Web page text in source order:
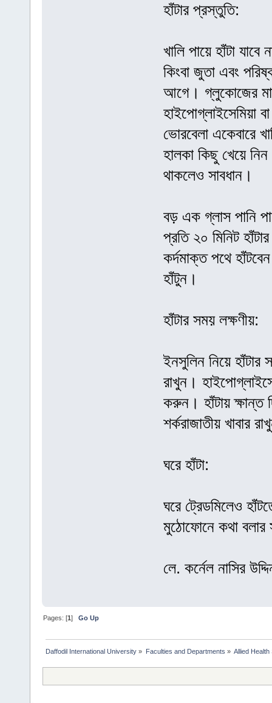
হাঁটার প্রস্তুতি:
খালি পায়ে হাঁটা
কিংবা জুতা এবং
আগে। গ্লুকোজের
হাইপোগ্লাইসেমিয়া
ভোরবেলা একেবারে
হালকা কিছু খেয়ে
থাকলেও সাবধান।
বড় এক গ্লাস পানি
প্রতি ২০ মিনিট
কর্দমাক্ত পথে
হাঁটুন।
হাঁটার সময় লক্ষণীয়:
ইনসুলিন নিয়ে হাঁটার
রাখুন।
করুন। হাঁটায় ক্ষান্ত
শর্করাজাতীয় খাবার
ঘরে হাঁটা:
ঘরে ট্রেডমিলেও
মুঠোফোনে কথা বলার
লে. কর্নেল নাসির
Pages: [1]Go Up
Daffodil International University » Faculties and Departments » Allied Health